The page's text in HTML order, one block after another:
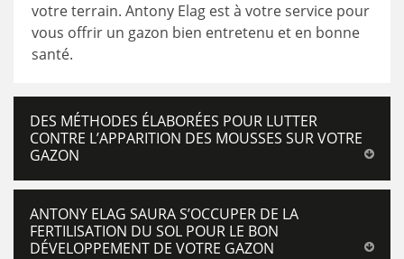
votre terrain. Antony Elag est à votre service pour
vous offrir un gazon bien entretenu et en bonne
santé.
DES MÉTHODES ÉLABORÉES POUR LUTTER
CONTRE L’APPARITION DES MOUSSES SUR VOTRE
GAZON
ANTONY ELAG SAURA S’OCCUPER DE LA
FERTILISATION DU SOL POUR LE BON
DÉVELOPPEMENT DE VOTRE GAZON